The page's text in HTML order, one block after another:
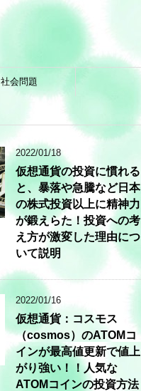
社会問題
2022/01/18
仮想通貨の投資に慣れる
と、暴落や急騰など日本
の株式投資以上に精神力
が鍛えらた！投資への考
え方が激変した理由につ
いて説明
2022/01/16
仮想通貨：コスモス
（cosmos）のATOMコ
インが最高値更新で値上
がり強い！！人気な
ATOMコインの投資方法